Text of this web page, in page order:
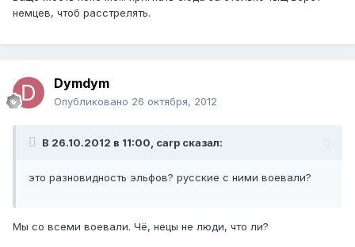
немцев, чтоб расстрелять.
Dymdym
Опубликовано 26 октября, 2012
В 26.10.2012 в 11:00, carp сказал:
это разновидность эльфов? русские с ними воевали?
Мы со всеми воевали. Чё, нецы не люди, что ли?